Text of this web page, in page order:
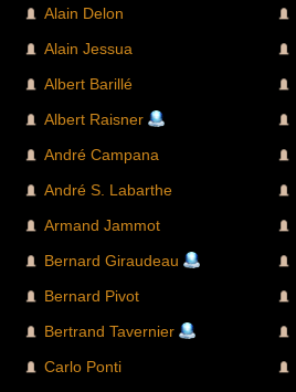
Alain Delon
Alain Jessua
Albert Barillé
Albert Raisner
André Campana
André S. Labarthe
Armand Jammot
Bernard Giraudeau
Bernard Pivot
Bertrand Tavernier
Carlo Ponti